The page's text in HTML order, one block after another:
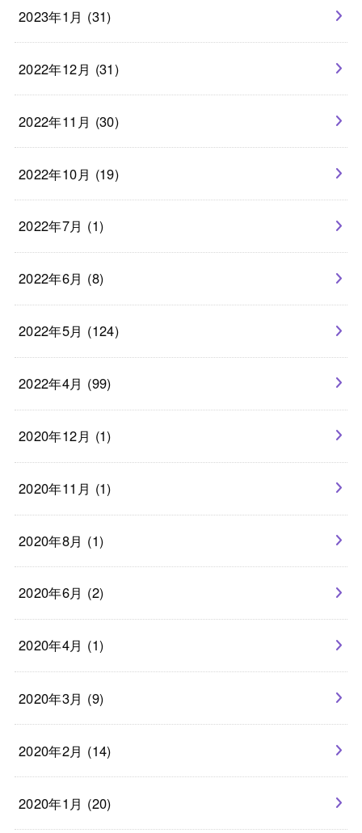
2023年1月 (31)
2022年12月 (31)
2022年11月 (30)
2022年10月 (19)
2022年7月 (1)
2022年6月 (8)
2022年5月 (124)
2022年4月 (99)
2020年12月 (1)
2020年11月 (1)
2020年8月 (1)
2020年6月 (2)
2020年4月 (1)
2020年3月 (9)
2020年2月 (14)
2020年1月 (20)